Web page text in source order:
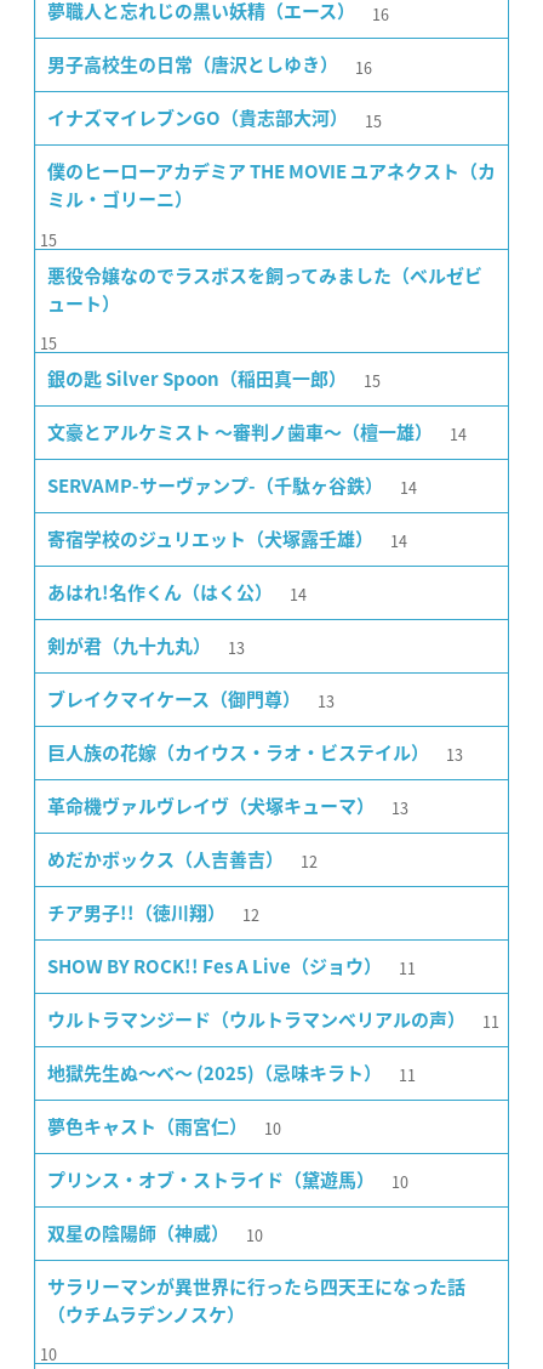
夢職人と忘れじの黒い妖精（エース） 16
男子高校生の日常（唐沢としゆき） 16
イナズマイレブンGO（貴志部大河） 15
僕のヒーローアカデミア THE MOVIE ユアネクスト（カ
ミル・ゴリーニ）
15
悪役令嬢なのでラスボスを飼ってみました（ベルゼビ
ュート）
15
銀の匙 Silver Spoon（稲田真一郎） 15
文豪とアルケミスト 〜審判ノ歯車〜（檀一雄） 14
SERVAMP-サーヴァンプ-（千駄ヶ谷鉄） 14
寄宿学校のジュリエット（犬塚露壬雄） 14
あはれ!名作くん（はく公） 14
剣が君（九十九丸） 13
ブレイクマイケース（御門尊） 13
巨人族の花嫁（カイウス・ラオ・ビステイル） 13
革命機ヴァルヴレイヴ（犬塚キューマ） 13
めだかボックス（人吉善吉） 12
チア男子!!（徳川翔） 12
SHOW BY ROCK!! Fes A Live（ジョウ） 11
ウルトラマンジード（ウルトラマンベリアルの声） 11
地獄先生ぬ〜べ〜 (2025)（忌味キラト） 11
夢色キャスト（雨宮仁） 10
プリンス・オブ・ストライド（黛遊馬） 10
双星の陰陽師（神威） 10
サラリーマンが異世界に行ったら四天王になった話
（ウチムラデンノスケ）
10